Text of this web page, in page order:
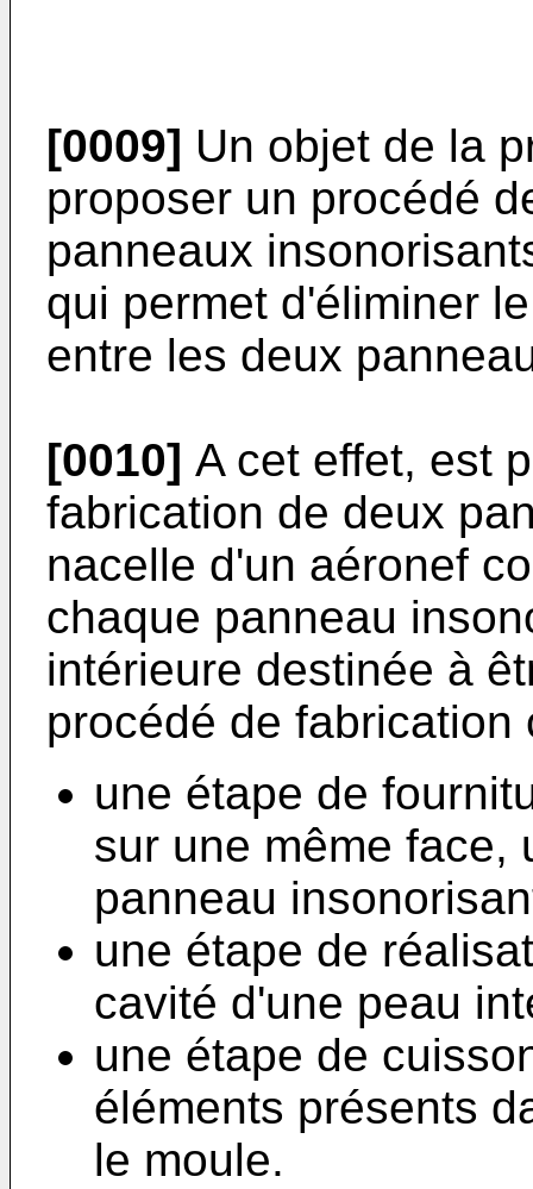
[0009] Un objet de la
proposer un procédé
panneaux
qui permet d'éliminer
entre les deux
[0010] A cet effet, est
fabrication de deux
nacelle d'un aéronef
chaque panneau
intérieure destinée à
procédé de fabrication
une étape de
sur une même face,
panneau
une étape de
cavité d'une peau
une étape de
éléments présents
le moule.